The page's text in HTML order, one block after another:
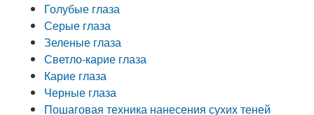
Голубые глаза
Серые глаза
Зеленые глаза
Светло-карие глаза
Карие глаза
Черные глаза
Пошаговая техника нанесения сухих теней